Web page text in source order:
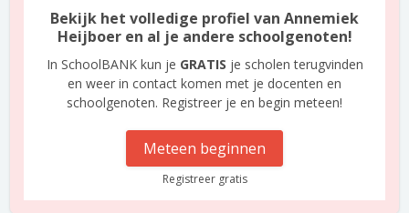
Bekijk het volledige profiel van Annemiek
Heijboer en al je andere schoolgenoten!
In SchoolBANK kun je GRATIS je scholen terugvinden
en weer in contact komen met je docenten en
schoolgenoten. Registreer je en begin meteen!
Meteen beginnen
Registreer gratis